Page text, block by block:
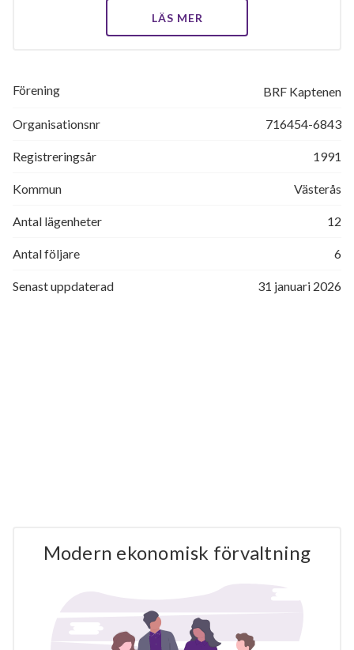
LÄS MER
Förening BRF Kaptenen
Organisationsnr 716454-6843
Registreringsår 1991
Kommun Västerås
Antal lägenheter 12
Antal följare 6
Senast uppdaterad 31 januari 2026
Modern ekonomisk förvaltning